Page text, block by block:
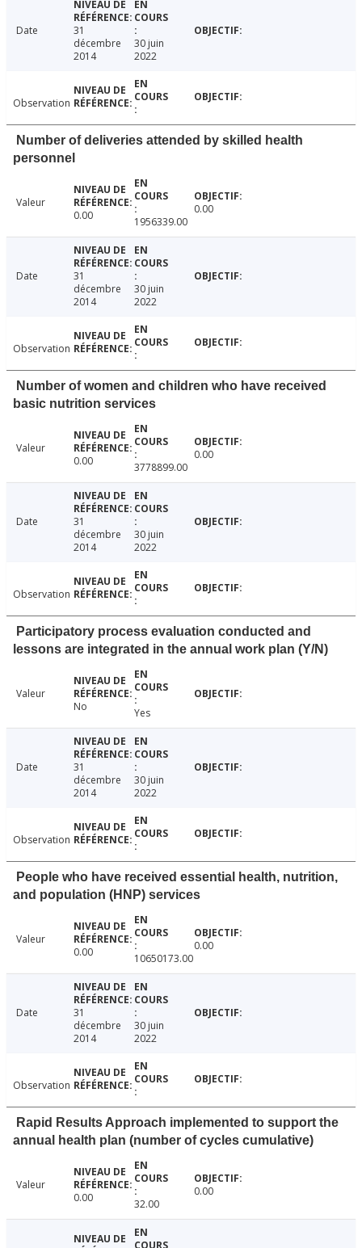
Date
31
décembre
2014
30 juin
2022
Observation
Number of deliveries attended by skilled health
personnel
Valeur
0.00
1956339.00
0.00
Date
31
décembre
2014
30 juin
2022
Observation
Number of women and children who have received
basic nutrition services
Valeur
0.00
3778899.00
0.00
Date
31
décembre
2014
30 juin
2022
Observation
Participatory process evaluation conducted and
lessons are integrated in the annual work plan (Y/N)
Valeur
No
Yes
Date
31
décembre
2014
30 juin
2022
Observation
People who have received essential health, nutrition,
and population (HNP) services
Valeur
0.00
10650173.00
0.00
Date
31
décembre
2014
30 juin
2022
Observation
Rapid Results Approach implemented to support the
annual health plan (number of cycles cumulative)
Valeur
0.00
32.00
0.00